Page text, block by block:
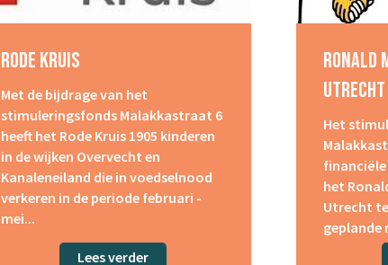
Rode Kruis
Met de bijdrage van het
stimuleringsfonds Malakkastraat 6
heeft het Rode Kruis 1905 kinderen
in de wijken Overvecht en
Kanaleneiland die in voedselnood
verkeren in de periode februari -
mei...
Lees verderabout Rode Kruis
Ronald
Utrecht
Het
het
Utrecht
geplande